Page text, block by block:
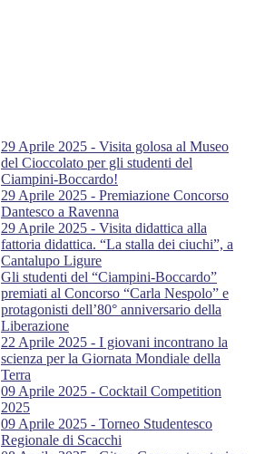
29 Aprile 2025 - Visita golosa al Museo
del Cioccolato per gli studenti del
Ciampini-Boccardo!
29 Aprile 2025 - Premiazione Concorso
Dantesco a Ravenna
29 Aprile 2025 - Visita didattica alla
fattoria didattica. “La stalla dei ciuchi”, a
Cantalupo Ligure
Gli studenti del “Ciampini-Boccardo”
premiati al Concorso “Carla Nespolo” e
protagonisti dell’80° anniversario della
Liberazione
22 Aprile 2025 - I giovani incontrano la
scienza per la Giornata Mondiale della
Terra
09 Aprile 2025 - Cocktail Competition
2025
09 Aprile 2025 - Torneo Studentesco
Regionale di Scacchi